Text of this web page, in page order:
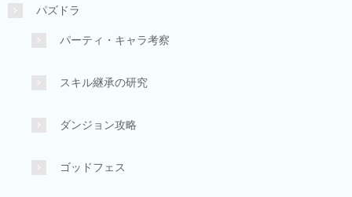
パズドラ
パーティ・キャラ考察
スキル継承の研究
ダンジョン攻略
ゴッドフェス